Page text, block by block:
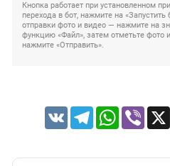
Кнопка работает при установленном
перехода в бот, нажмите на
отправки фото и видео — нажмите на
функцию «Файл», затем отметьте фото
нажмите «Отправить».
VK TelegramWhatsApp
Viber